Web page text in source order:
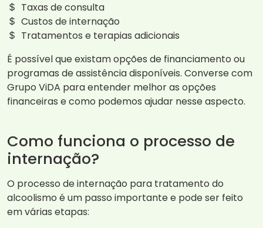
Taxas de consulta
Custos de internação
Tratamentos e terapias adicionais
É possível que existam opções de financiamento ou
programas de assistência disponíveis. Converse com
Grupo ViDA para entender melhor as opções
financeiras e como podemos ajudar nesse aspecto.
Como funciona o processo de
internação?
O processo de internação para tratamento do
alcoolismo é um passo importante e pode ser feito
em várias etapas: